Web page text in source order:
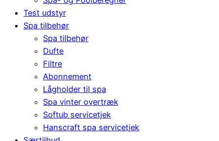
Test udstyr
Spa tilbehør
Spa tilbehør
Dufte
Filtre
Abonnement
Lågholder til spa
Spa vinter overtræk
Softub servicetjek
Hanscraft spa servicetjek